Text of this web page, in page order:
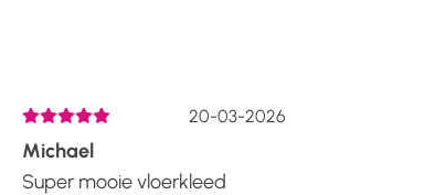
20-03-2026
Michael
Super mooie vloerkleed